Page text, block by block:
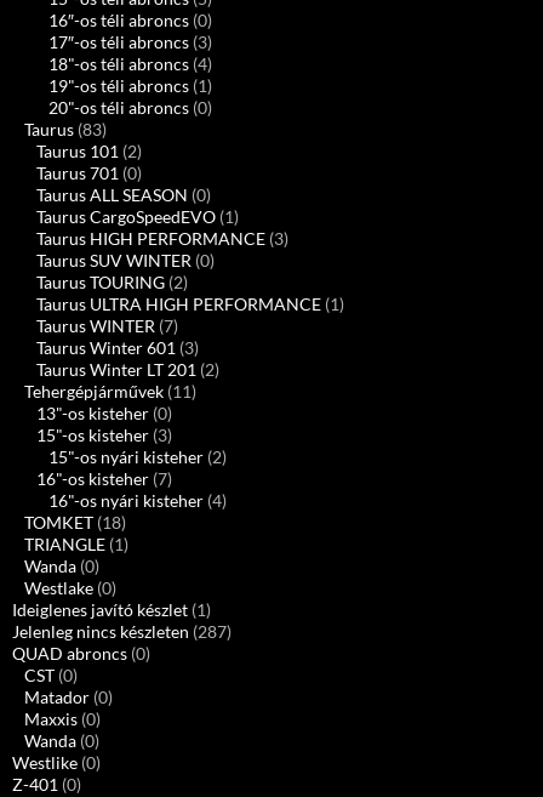
16″-os téli abroncs (0)
17″-os téli abroncs (3)
18"-os téli abroncs (4)
19"-os téli abroncs (1)
20"-os téli abroncs (0)
Taurus (83)
Taurus 101 (2)
Taurus 701 (0)
Taurus ALL SEASON (0)
Taurus CargoSpeedEVO (1)
Taurus HIGH PERFORMANCE (3)
Taurus SUV WINTER (0)
Taurus TOURING (2)
Taurus ULTRA HIGH PERFORMANCE (1)
Taurus WINTER (7)
Taurus Winter 601 (3)
Taurus Winter LT 201 (2)
Tehergépjárművek (11)
13"-os kisteher (0)
15"-os kisteher (3)
15"-os nyári kisteher (2)
16"-os kisteher (7)
16"-os nyári kisteher (4)
TOMKET (18)
TRIANGLE (1)
Wanda (0)
Westlake (0)
Ideiglenes javító készlet (1)
Jelenleg nincs készleten (287)
QUAD abroncs (0)
CST (0)
Matador (0)
Maxxis (0)
Wanda (0)
Westlike (0)
Z-401 (0)